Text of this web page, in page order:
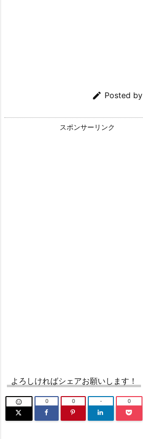
 Posted by
スポンサーリンク
よろしければシェアお願いします！
 0 0 - 0